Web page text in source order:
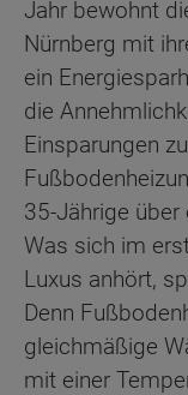
Jahr bewohnt
Nürnberg mit
ein
die
Einsparungen
35-Jährige über
Was sich im
Luxus anhört,
Denn
gleichmäßige
mit einer